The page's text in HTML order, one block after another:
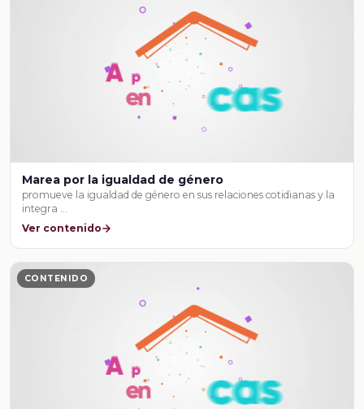
Marea por la igualdad de género
promueve la igualdad de género en sus relaciones cotidianas y la
integra …
Ver contenido
CONTENIDO